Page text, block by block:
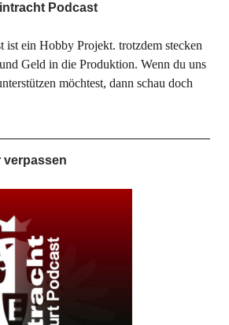
Podcast
ist ein Hobby Projekt. trotzdem stecken
Geld in die Produktion. Wenn du uns
möchtest, dann schau doch
verpassen